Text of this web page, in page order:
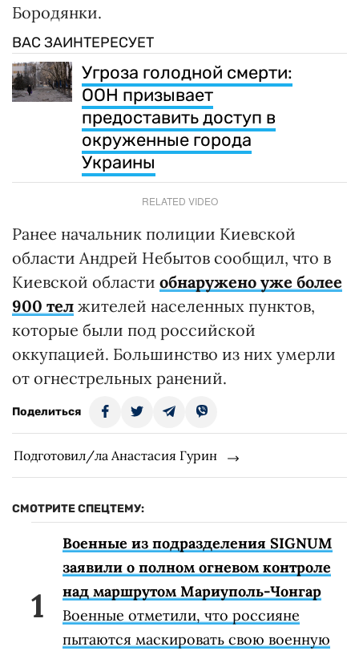
Бородянки.
ВАС ЗАИНТЕРЕСУЕТ
Угроза голодной смерти:
ООН призывает
предоставить доступ в
окруженные города
Украины
RELATED VIDEO
Ранее начальник полиции Киевской
области Андрей Небытов сообщил, что в
Киевской области обнаружено уже более
900 тел жителей населенных пунктов,
которые были под российской
оккупацией. Большинство из них умерли
от огнестрельных ранений.
Поделиться
Подготовил/ла Анастасия Гурин
СМОТРИТЕ СПЕЦТЕМУ:
Военные из подразделения SIGNUM
заявили о полном огневом контроле
над маршрутом Мариуполь-Чонгар
Военные отметили, что россияне
пытаются маскировать свою военную